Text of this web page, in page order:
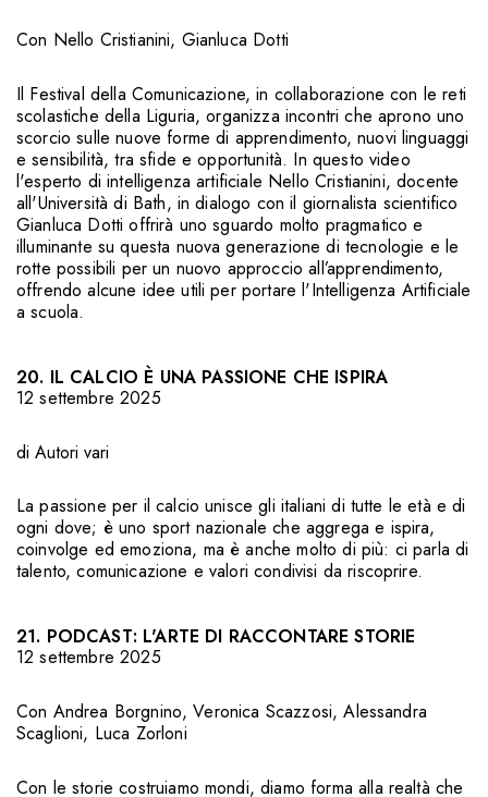
Con Nello Cristianini, Gianluca Dotti
Il Festival della Comunicazione, in collaborazione con le reti
scolastiche della Liguria, organizza incontri che aprono uno
scorcio sulle nuove forme di apprendimento, nuovi linguaggi
e sensibilità, tra sfide e opportunità. In questo video
l'esperto di intelligenza artificiale Nello Cristianini, docente
all'Università di Bath, in dialogo con il giornalista scientifico
Gianluca Dotti offrirà uno sguardo molto pragmatico e
illuminante su questa nuova generazione di tecnologie e le
rotte possibili per un nuovo approccio all’apprendimento,
offrendo alcune idee utili per portare l'Intelligenza Artificiale
a scuola.
20. IL CALCIO È UNA PASSIONE CHE ISPIRA
12 settembre 2025
di Autori vari
La passione per il calcio unisce gli italiani di tutte le età e di
ogni dove; è uno sport nazionale che aggrega e ispira,
coinvolge ed emoziona, ma è anche molto di più: ci parla di
talento, comunicazione e valori condivisi da riscoprire.
21. PODCAST: L'ARTE DI RACCONTARE STORIE
12 settembre 2025
Con Andrea Borgnino,Veronica Scazzosi,Alessandra
Scaglioni, Luca Zorloni
Con le storie costruiamo mondi, diamo forma alla realtà che